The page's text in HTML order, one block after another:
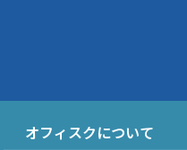
オフィスクについて